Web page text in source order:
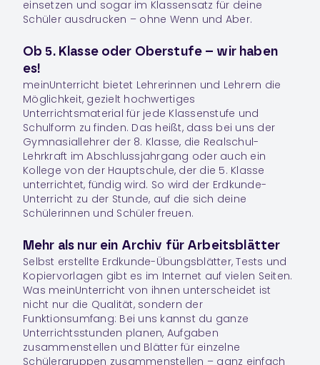
einsetzen und sogar im Klassensatz für deine
Schüler ausdrucken – ohne Wenn und Aber.
Ob 5. Klasse oder Oberstufe – wir haben
es!
meinUnterricht bietet Lehrerinnen und Lehrern die
Möglichkeit, gezielt hochwertiges
Unterrichtsmaterial für jede Klassenstufe und
Schulform zu finden. Das heißt, dass bei uns der
Gymnasiallehrer der 8. Klasse, die Realschul-
Lehrkraft im Abschlussjahrgang oder auch ein
Kollege von der Hauptschule, der die 5. Klasse
unterrichtet, fündig wird. So wird der Erdkunde-
Unterricht zu der Stunde, auf die sich deine
Schülerinnen und Schüler freuen.
Mehr als nur ein Archiv für Arbeitsblätter
Selbst erstellte Erdkunde-Übungsblätter, Tests und
Kopiervorlagen gibt es im Internet auf vielen Seiten.
Was meinUnterricht von ihnen unterscheidet ist
nicht nur die Qualität, sondern der
Funktionsumfang: Bei uns kannst du ganze
Unterrichtsstunden planen, Aufgaben
zusammenstellen und Blätter für einzelne
Schülergruppen zusammenstellen – ganz einfach